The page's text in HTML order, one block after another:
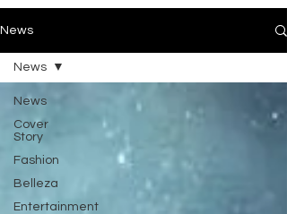
News
News
Cover
Story
Fashion
Belleza
Entertainment
News